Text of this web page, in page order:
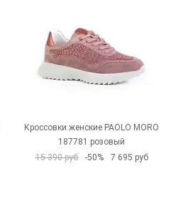
Кроссовки женские PAOLO MORO
187781 розовый
15 390 руб
-50% 7 695 руб